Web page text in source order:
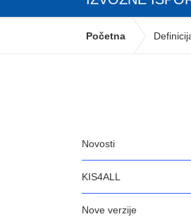
Početna
Novosti
KIS4ALL
Nove verzije